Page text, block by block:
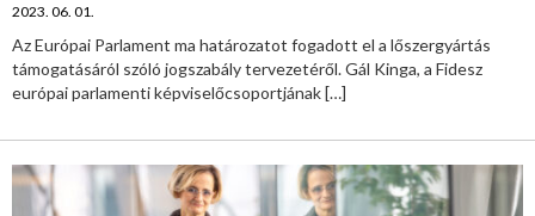
2023. 06. 01.
Az Európai Parlament ma határozatot fogadott el a lőszergyártás
támogatásáról szóló jogszabály tervezetéről. Gál Kinga, a Fidesz
európai parlamenti képviselőcsoportjának[…]